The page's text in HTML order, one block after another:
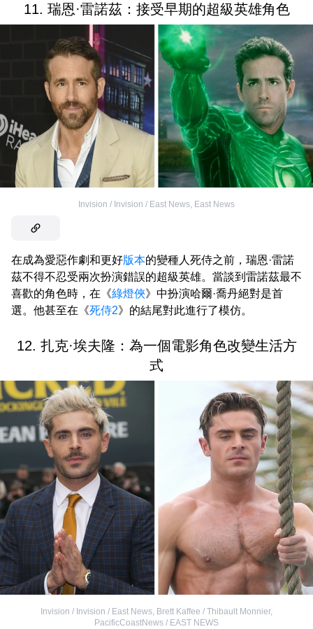
11. 瑞恩·雷諾茲：接受早期的超級英雄角色
Invision / Invision / East News East News
在成為愛惡作劇和更好版本的變種人死侍之前，瑞恩·雷諾
茲不得不忍受兩次扮演錯誤的超級英雄。當談到雷諾茲最不
喜歡的角色時，在《綠燈俠》中扮演哈爾·喬丹絕對是首
選。他甚至在《死侍2》的結尾對此進行了模仿。
12. 扎克·埃夫隆：為一個電影角色改變生活方
式
Invision / Invision / East News, Brett Kaffee / Thibault Monnier,
PacificCoastNews / EAST NEWS